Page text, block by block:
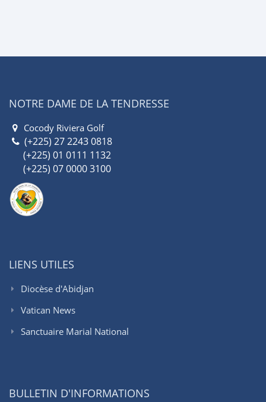
NOTRE DAME DE LA TENDRESSE
Cocody Riviera Golf
(+225) 27 2243 0818
(+225) 01 0111 1132
(+225) 07 0000 3100
LIENS UTILES
Diocèse d'Abidjan
Vatican News
Sanctuaire Marial National
BULLETIN D'INFORMATIONS